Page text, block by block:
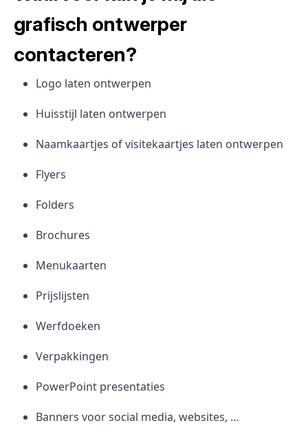
grafisch ontwerper
contacteren?
Logo laten ontwerpen
Huisstijl laten ontwerpen
Naamkaartjes of visitekaartjes laten ontwerpen
Flyers
Folders
Brochures
Menukaarten
Prijslijsten
Werfdoeken
Verpakkingen
PowerPoint presentaties
Banners voor social media, websites, …